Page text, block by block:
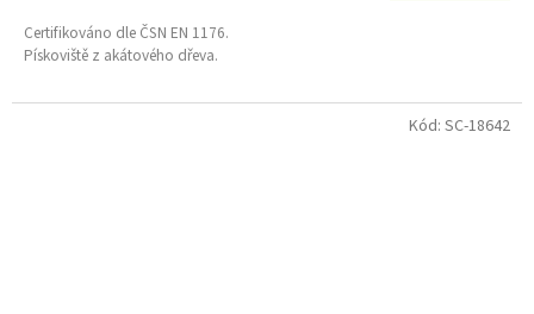
Certifikováno dle ČSN EN 1176.
Pískoviště z akátového dřeva.
Kód: SC-18642